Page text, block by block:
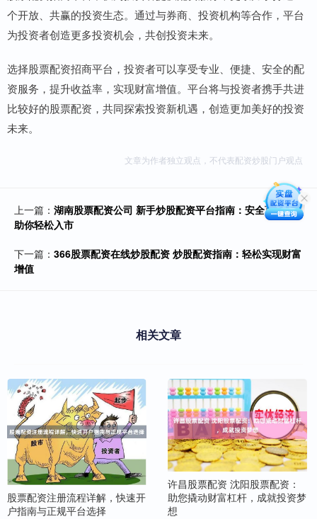
个开放、共赢的投资生态。通过与券商、投资机构等合作，平台
为投资者创造更多投资机会，共创投资未来。
选择股票配资招商平台，投资者可以享受专业、便捷、安全的配
资服务，提升收益率，实现财富增值。平台将与投资者携手共进
比较好的股票配资，共同探索投资新机遇，创造更加美好的投资
未来。
文章为作者独立观点，不代表配资炒股门户观点
上一篇： 湖南股票配资公司 新手炒股配资平台指南：安全可靠，
助你轻松入市
下一篇： 366股票配资在线炒股配资 炒股配资指南：轻松实现财富
增值
相关文章
股票配资注册流程详解，快速开
户指南与正规平台选择
许昌股票配资 沈阳股票配资：
助您撬动财富杠杆，成就投资梦
想